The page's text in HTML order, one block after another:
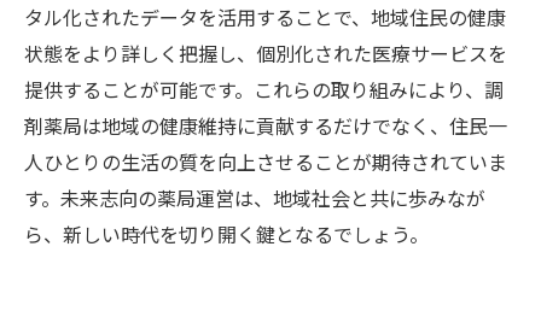
タル化されたデータを活用することで、地域住民の健康
状態をより詳しく把握し、個別化された医療サービスを
提供することが可能です。これらの取り組みにより、調
剤薬局は地域の健康維持に貢献するだけでなく、住民一
人ひとりの生活の質を向上させることが期待されていま
す。未来志向の薬局運営は、地域社会と共に歩みなが
ら、新しい時代を切り開く鍵となるでしょう。